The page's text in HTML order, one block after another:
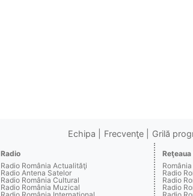
Echipa Frecvenţe Grilă
Radio
Radio România Actualităţi
Radio Antena Satelor
Radio România Cultural
Radio România Muzical
Radio
Radio
Radio